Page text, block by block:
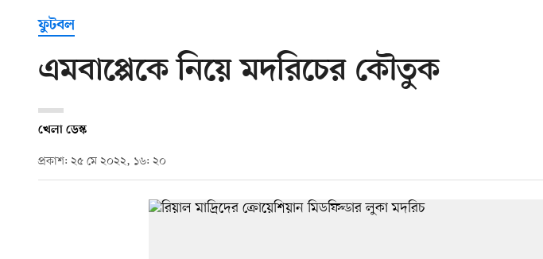
ফুটবল
এমবাপ্পেকে নিয়ে মদরিচের কৌতুক
খেলা ডেস্ক
প্রকাশ: ২৫ মে ২০২২, ১৬: ২০